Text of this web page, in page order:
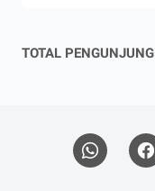
TOTAL PENGUNJUNG